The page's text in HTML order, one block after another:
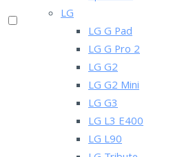
LG
LG G Pad
LG G Pro 2
LG G2
LG G2 Mini
LG G3
LG L3 E400
LG L90